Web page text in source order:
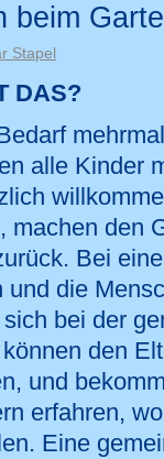
beim
Stapel
DAS?
alle Kinder
machen den
Bei
die
bei der
den
und
erfahren,
Eine